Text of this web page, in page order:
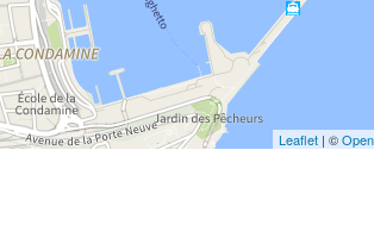
Leaflet | ©